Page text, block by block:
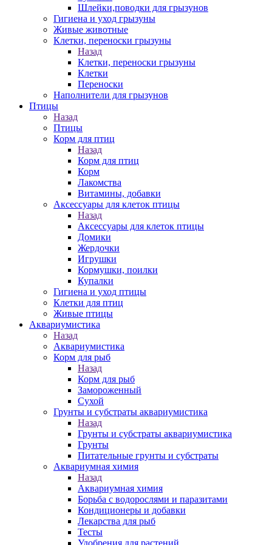
Шлейки,поводки для грызунов
Гигиена и уход грызуны
Живые животные
Клетки, переноски грызуны
Назад
Клетки, переноски грызуны
Клетки
Переноски
Наполнители для грызунов
Птицы
Назад
Птицы
Корм для птиц
Назад
Корм для птиц
Корм
Лакомства
Витамины, добавки
Аксессуары для клеток птицы
Назад
Аксессуары для клеток птицы
Домики
Жердочки
Игрушки
Кормушки, поилки
Купалки
Гигиена и уход птицы
Клетки для птиц
Живые птицы
Аквариумистика
Назад
Аквариумистика
Корм для рыб
Назад
Корм для рыб
Замороженный
Сухой
Грунты и субстраты аквариумистика
Назад
Грунты и субстраты аквариумистика
Грунты
Питательные грунты и субстраты
Аквариумная химия
Назад
Аквариумная химия
Борьба с водорослями и паразитами
Кондиционеры и добавки
Лекарства для рыб
Тесты
Удобрения для растений